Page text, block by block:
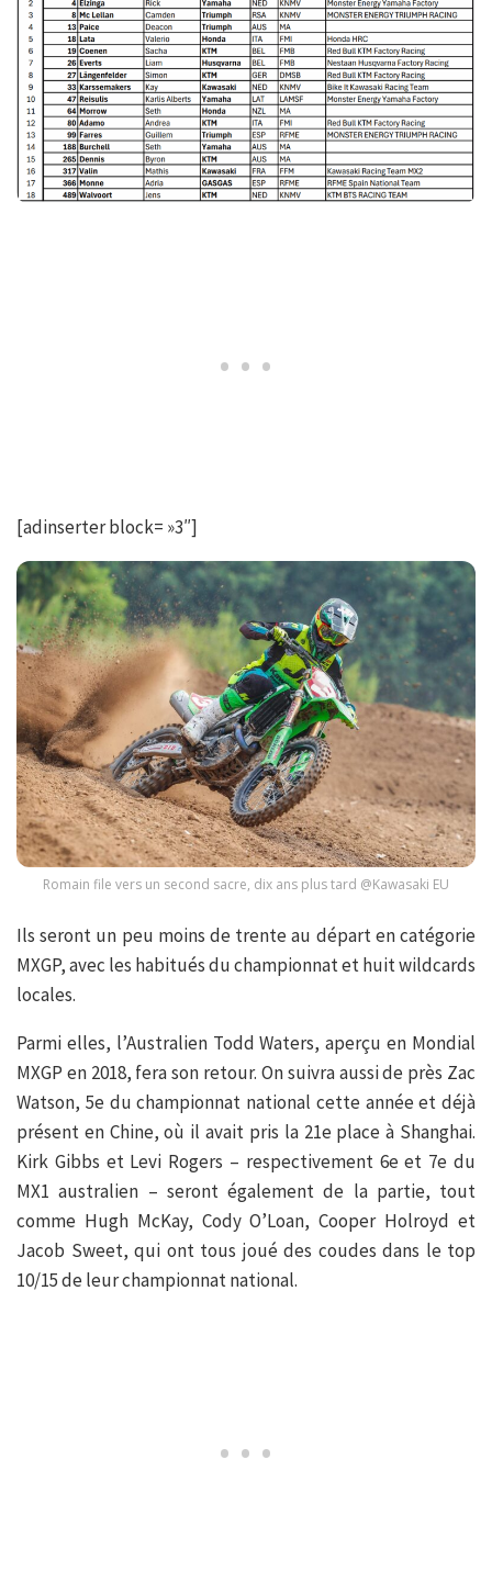
[adinserter block= »3″]
Romain file vers un second sacre, dix ans plus tard @Kawasaki EU
Ils seront un peu moins de trente au départ en catégorie
MXGP, avec les habitués du championnat et huit wildcards
locales.
Parmi elles, l’Australien Todd Waters, aperçu en Mondial
MXGP en 2018, fera son retour. On suivra aussi de près Zac
Watson, 5e du championnat national cette année et déjà
présent en Chine, où il avait pris la 21e place à Shanghai.
Kirk Gibbs et Levi Rogers – respectivement 6e et 7e du
MX1 australien – seront également de la partie, tout
comme Hugh McKay, Cody O’Loan, Cooper Holroyd et
Jacob Sweet, qui ont tous joué des coudes dans le top
10/15 de leur championnat national.